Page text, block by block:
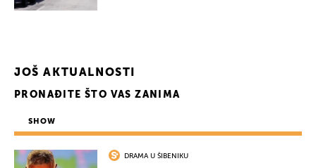
JOŠ AKTUALNOSTI
PRONAĐITE ŠTO VAS ZANIMA
SHOW
DRAMA U ŠIBENIKU